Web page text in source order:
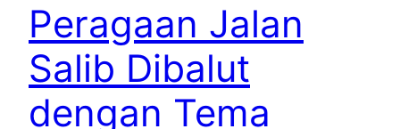
Peragaan Jalan
Salib Dibalut
dengan Tema